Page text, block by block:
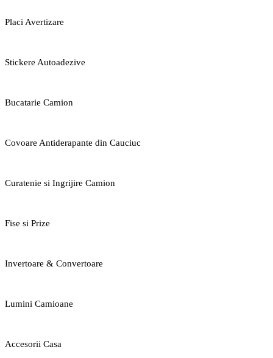
Placi Avertizare
Stickere Autoadezive
Bucatarie Camion
Covoare Antiderapante din Cauciuc
Curatenie si Ingrijire Camion
Fise si Prize
Invertoare & Convertoare
Lumini Camioane
Accesorii Casa